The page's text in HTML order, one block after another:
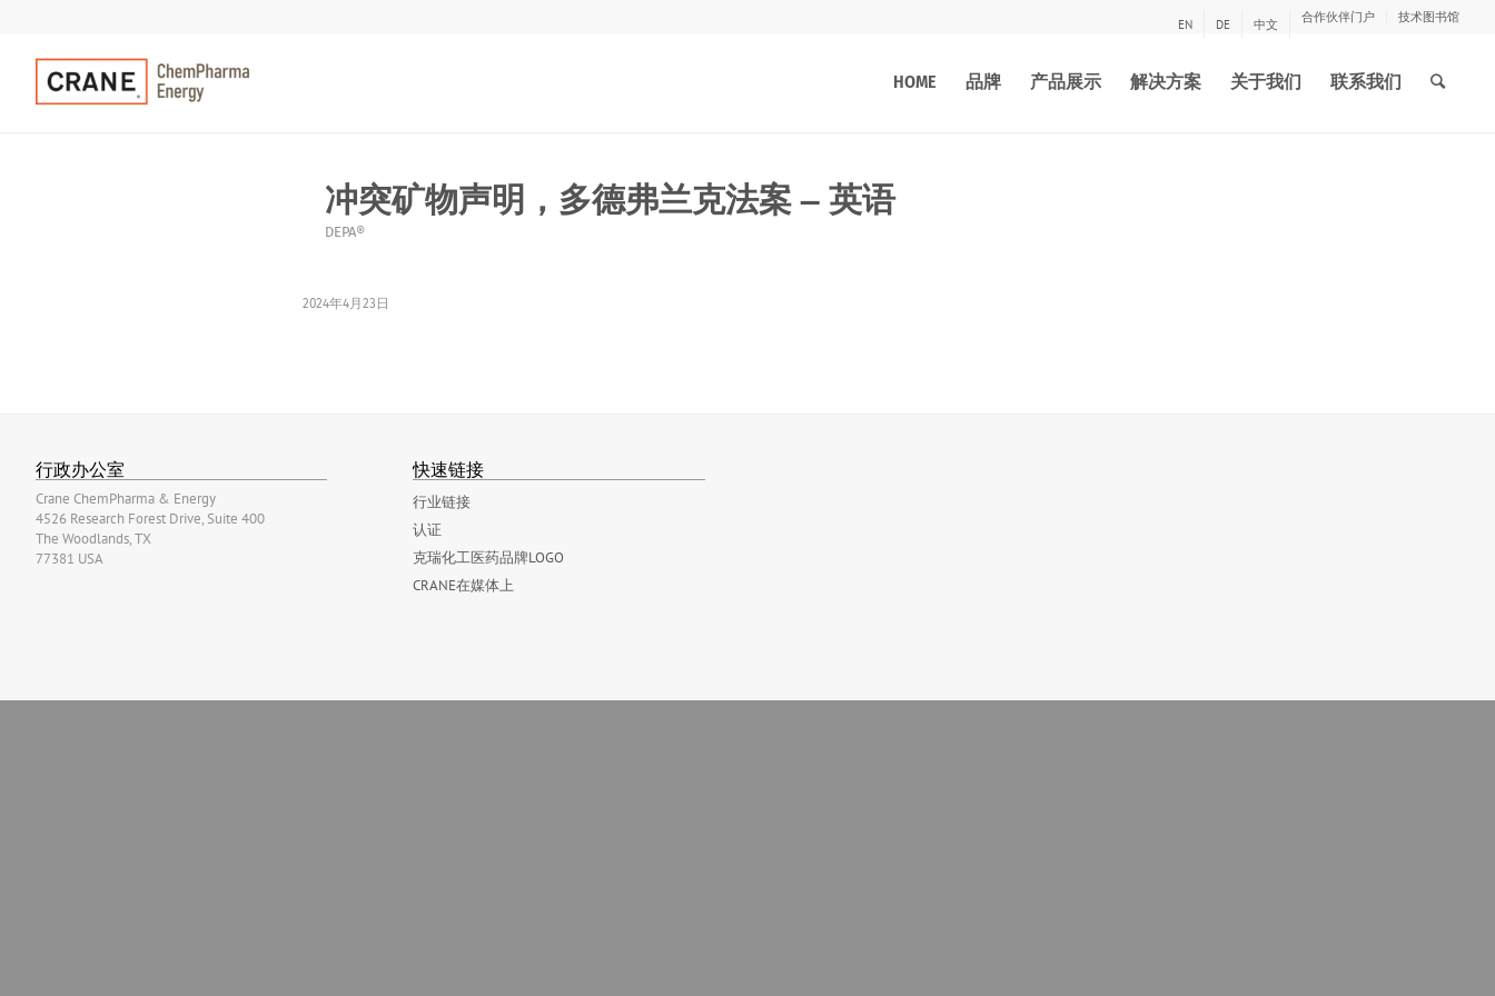
EN DE 中文 合作伙伴门户 技术图书馆
HOME 品牌 产品展示 解决方案 关于我们 联系我们
冲突矿物声明，多德弗兰克法案 – 英语
DEPA®
2024年4月23日
行政办公室
Crane ChemPharma & Energy
4526 Research Forest Drive, Suite 400
The Woodlands, TX
77381 USA
快速链接
行业链接
认证
克瑞化工医药品牌LOGO
CRANE在媒体上